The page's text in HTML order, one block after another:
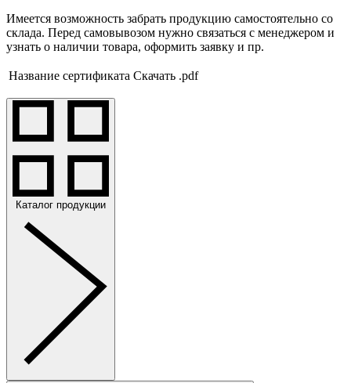
Имеется возможность забрать продукцию самостоятельно со
склада. Перед самовывозом нужно связаться с менеджером и
узнать о наличии товара, оформить заявку и пр.
Название сертификата Скачать .pdf
Каталог продукции